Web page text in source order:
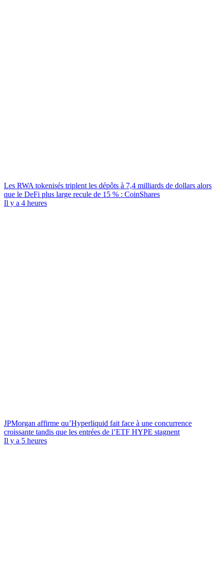
Les RWA tokenisés triplent les dépôts à 7,4 milliards de dollars alors
que le DeFi plus large recule de 15 % : CoinShares
Il y a 4 heures
JPMorgan affirme qu’Hyperliquid fait face à une concurrence
croissante tandis que les entrées de l’ETF HYPE stagnent
Il y a 5 heures